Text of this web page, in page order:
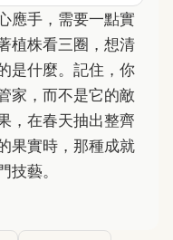
應手，需要一點實
植株看三圈，想清
是什麼。記住，你
家，而不是它的敵
，在春天抽出整齊
果實時，那種成就
技藝。